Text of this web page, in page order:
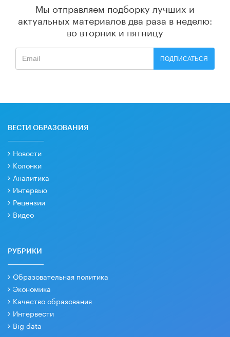
Мы отправляем подборку лучших и
актуальных материалов два раза в неделю:
во вторник и пятницу
ПОДПИСАТЬСЯ
ВЕСТИ ОБРАЗОВАНИЯ
Новости
Колонки
Аналитика
Интервью
Рецензии
Видео
РУБРИКИ
Образовательная политика
Экономика
Качество образования
Интервести
Big data